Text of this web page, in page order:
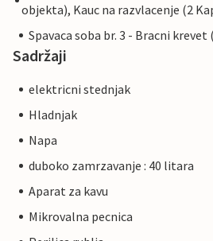
objekta), Kauc na razvlacenje (2
Spavaca soba br. 3 - Bracni
Sadržaji
elektricni stednjak
Hladnjak
Napa
duboko zamrzavanje : 40 litara
Aparat za kavu
Mikrovalna pecnica